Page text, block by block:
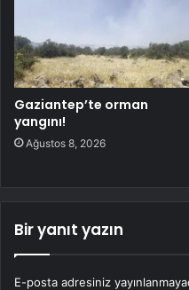
Gaziantep’te orman
yangını!
Ağustos 8, 2026
Bir yanıt yazın
E-posta adresiniz